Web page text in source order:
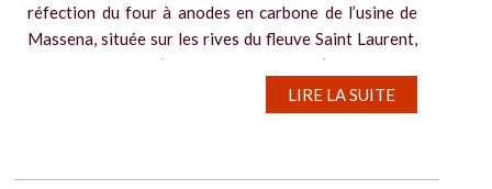
réfection du four à anodes en carbone de l’usine de
Massena, située sur les rives du fleuve Saint Laurent,
dans le nord de l’Etat de New York, d’ici 2028. Le
LIRE LA SUITE